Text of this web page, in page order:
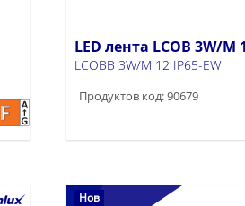
LED лента LCOB 3W/M
LCOBB 3W/M 12 IP65-EW
Продуктов код: 90679
Нов